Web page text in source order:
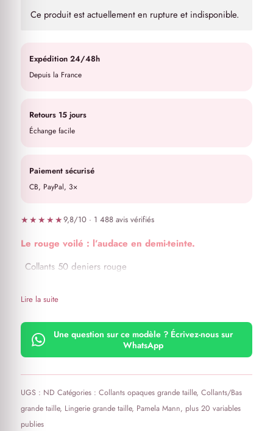
Ce produit est actuellement en rupture et indisponible.
Expédition 24/48h
Depuis la France
Retours 15 jours
Échange facile
Paiement sécurisé
CB, PayPal, 3×
★★★★★9,8/10 · 1 488 avis vérifiés
Le rouge voilé : l’audace en demi-teinte.
Collants 50 deniers rouge
Lire la suite
Une question sur ce modèle ? Écrivez-nous sur
WhatsApp
UGS : ND Catégories : Collants opaques grande taille, Collants/Bas
grande taille, Lingerie grande taille, Pamela Mann, plus 20 variables
publies